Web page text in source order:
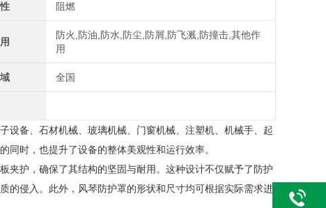
阻燃
防火,防油,防水,防尘,防屑,防飞溅,防撞击,其他作
用
全国
设备、石材机械、玻璃机械、门窗机械、注塑机、机械手、起
同时，也提升了设备的整体美观性和运行效率。
夹护，确保了其结构的坚固与耐用。这种设计不仅赋予了防护
的侵入。此外，风琴防护罩的形状和尺寸均可根据实际需求进